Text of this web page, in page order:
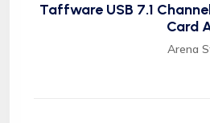
Taffware USB 7.1
Card
Arena